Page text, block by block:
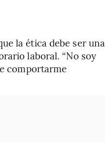
la ética debe ser una
laboral. “No soy
comportarme